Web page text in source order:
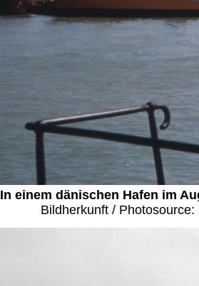
In einem dänischen Hafen im
Bildherkunft /